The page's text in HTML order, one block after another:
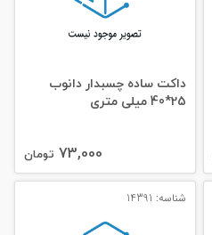
داکت ساده چسبدار دانوب
25*40 میلی‌ متری
73,000 تومان
شناسه: 14391